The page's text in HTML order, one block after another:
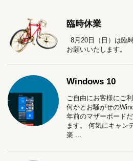
臨時休業
8月20日（日）は臨
お願いいたします
Windows 10
ご自由にお客様にご
何かとお騒がせの
年前のマザーボード
ます。 何気にキャン
楽 ...